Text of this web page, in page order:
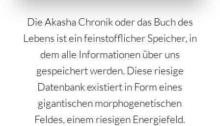
Die Akasha Chronik oder das Buch des
Lebens ist ein feinstofflicher Speicher, in
dem alle Informationen über uns
gespeichert werden. Diese riesige
Datenbank existiert in Form eines
gigantischen morphogenetischen
Feldes, einem riesigen Energiefeld.